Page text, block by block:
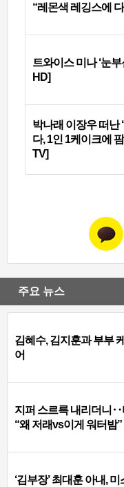
“레몬색 레깅스에
트와이스 미나 ‘눈
HD]
박나래 이장우 떠난
다, 1인 1케이크에
TV]
주요 뉴스
김혜수, 김지훈과 부부
어
지퍼 스르륵 내리더니‥
“왜 저래vs이게 워터밤
‘김부장’ 최대훈 아내,